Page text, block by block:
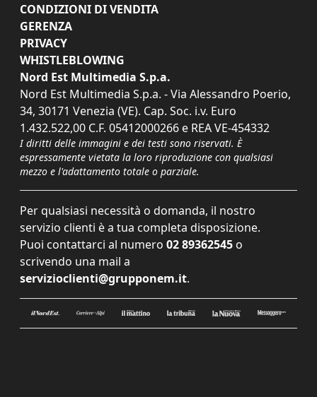
CONDIZIONI DI VENDITA
GERENZA
PRIVACY
WHISTLEBLOWING
Nord Est Multimedia S.p.a.
Nord Est Multimedia S.p.a. - Via Alessandro Poerio,
34, 30171 Venezia (VE). Cap. Soc. i.v. Euro
1.432.522,00 C.F. 05412000266 e REA VE-454332
I diritti delle immagini e dei testi sono riservati. È
espressamente vietata la loro riproduzione con qualsiasi
mezzo e l'adattamento totale o parziale.
Per qualsiasi necessità o domanda, il nostro
servizio clienti è a tua completa disposizione.
Puoi contattarci al numero 02 89362545 o
scrivendo una mail a
servizioclienti@grupponem.it.